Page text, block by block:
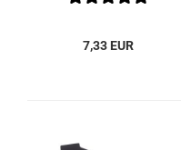
7,33 EUR